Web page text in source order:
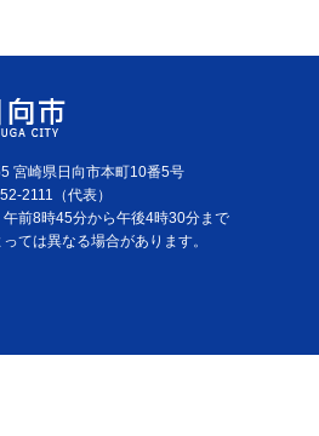
宮崎県日向市本町10番5号
2111（代表）
午前8時45分から午後4時30分まで
ては異なる場合があります。